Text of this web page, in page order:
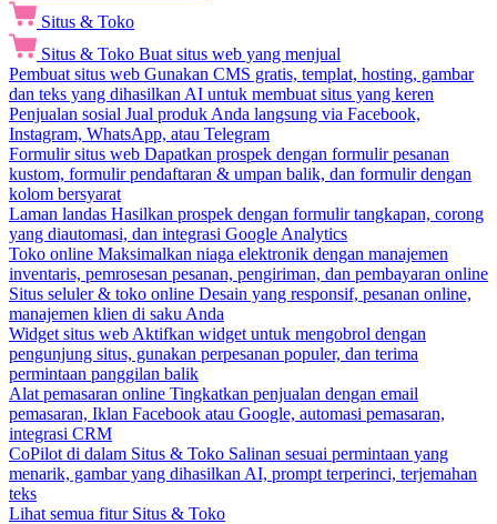
Situs & Toko
Situs & Toko Buat situs web yang menjual
Pembuat situs web Gunakan CMS gratis, templat, hosting, gambar
dan teks yang dihasilkan AI untuk membuat situs yang keren
Penjualan sosial Jual produk Anda langsung via Facebook,
Instagram, WhatsApp, atau Telegram
Formulir situs web Dapatkan prospek dengan formulir pesanan
kustom, formulir pendaftaran & umpan balik, dan formulir dengan
kolom bersyarat
Laman landas Hasilkan prospek dengan formulir tangkapan, corong
yang diautomasi, dan integrasi Google Analytics
Toko online Maksimalkan niaga elektronik dengan manajemen
inventaris, pemrosesan pesanan, pengiriman, dan pembayaran online
Situs seluler & toko online Desain yang responsif, pesanan online,
manajemen klien di saku Anda
Widget situs web Aktifkan widget untuk mengobrol dengan
pengunjung situs, gunakan perpesanan populer, dan terima
permintaan panggilan balik
Alat pemasaran online Tingkatkan penjualan dengan email
pemasaran, Iklan Facebook atau Google, automasi pemasaran,
integrasi CRM
CoPilot di dalam Situs & Toko Salinan sesuai permintaan yang
menarik, gambar yang dihasilkan AI, prompt terperinci, terjemahan
teks
Lihat semua fitur Situs & Toko